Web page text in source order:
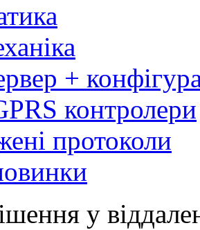
+
контролери
протоколи
у